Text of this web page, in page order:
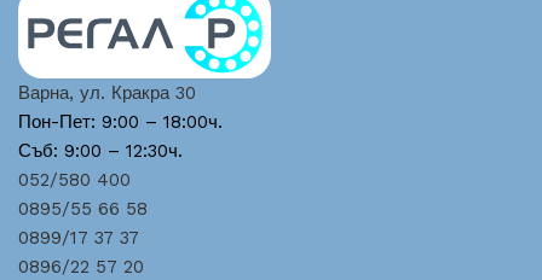
Варна, ул. Кракра 30
Пон-Пет: 9:00 – 18:00ч.
Съб: 9:00 – 12:30ч.
052/580 400
0895/55 66 58
0899/17 37 37
0896/22 57 20